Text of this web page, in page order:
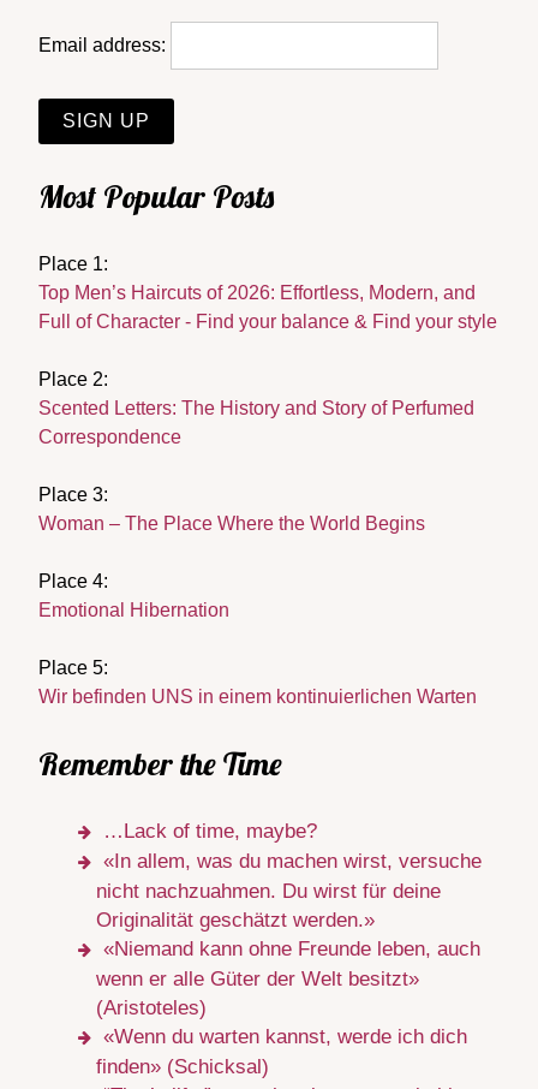
Email address:
Most Popular Posts
Place 1:
Top Men’s Haircuts of 2026: Effortless, Modern, and
Full of Character - Find your balance & Find your style
Place 2:
Scented Letters: The History and Story of Perfumed
Correspondence
Place 3:
Woman – The Place Where the World Begins
Place 4:
Emotional Hibernation
Place 5:
Wir befinden UNS in einem kontinuierlichen Warten
Remember the Time
…Lack of time, maybe?
«In allem, was du machen wirst, versuche
nicht nachzuahmen. Du wirst für deine
Originalität geschätzt werden.»
«Niemand kann ohne Freunde leben, auch
wenn er alle Güter der Welt besitzt»
(Aristoteles)
«Wenn du warten kannst, werde ich dich
finden» (Schicksal)